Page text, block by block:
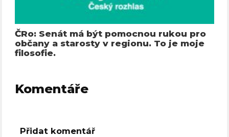
ČRo: Senát má být pomocnou rukou pro
občany a starosty v regionu. To je moje
filosofie.
Komentáře
Přidat komentář